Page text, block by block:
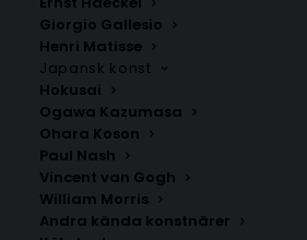
Giorgio Gallesio
Henri Matisse
Japansk konst
Hokusai
Ogawa Kazumasa
Ohara Koson
Paul Nash
Vincent van Gogh
William Morris
Andra kända konstnärer
Poster med bokstaven X –
Elegant stil
Fr.99.00kr